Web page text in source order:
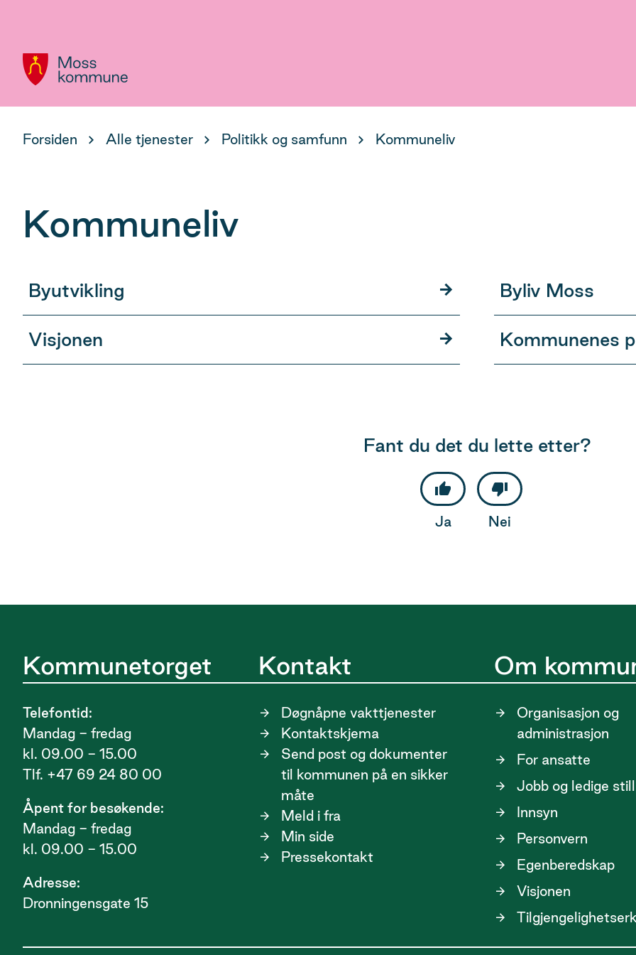
Hovedportal
Du
Forsiden Alle tjenester Politikk og samfunn Kommuneliv
Kommuneliv
Byutvikling Byliv Moss
Visjonen Kommunenes
Fant du det du lette etter?
Ja Nei
Kommunetorget
Telefontid:
Mandag - fredag
kl. 09.00 - 15.00
Tlf. +47 69 24 80 00
Åpent for besøkende:
Mandag - fredag
kl. 09.00 - 15.00
Adresse:
Dronningensgate 15
Kontakt
Døgnåpne vakttjenester
Kontaktskjema
Send post og dokumenter
til kommunen på en sikker
måte
Meld i fra
Min side
Pressekontakt
Om
Organisasjon og
administrasjon
For ansatte
Jobb og ledige
Innsyn
Personvern
Egenberedskap
Visjonen